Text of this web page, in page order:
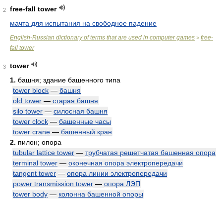
2
free-fall tower
мачта для испытания на свободное падение
English-Russian dictionary of terms that are used in computer games > free-
fall tower
3
tower
1. башня; здание башенного типа
tower block — башня
old tower — старая башня
silo tower — силосная башня
tower clock — башенные часы
tower crane — башенный кран
2. пилон; опора
tubular lattice tower — трубчатая решетчатая башенная опора
terminal tower — оконечная опора электропередачи
tangent tower — опора линии электропередачи
power transmission tower — опора ЛЭП
tower body — колонна башенной опоры